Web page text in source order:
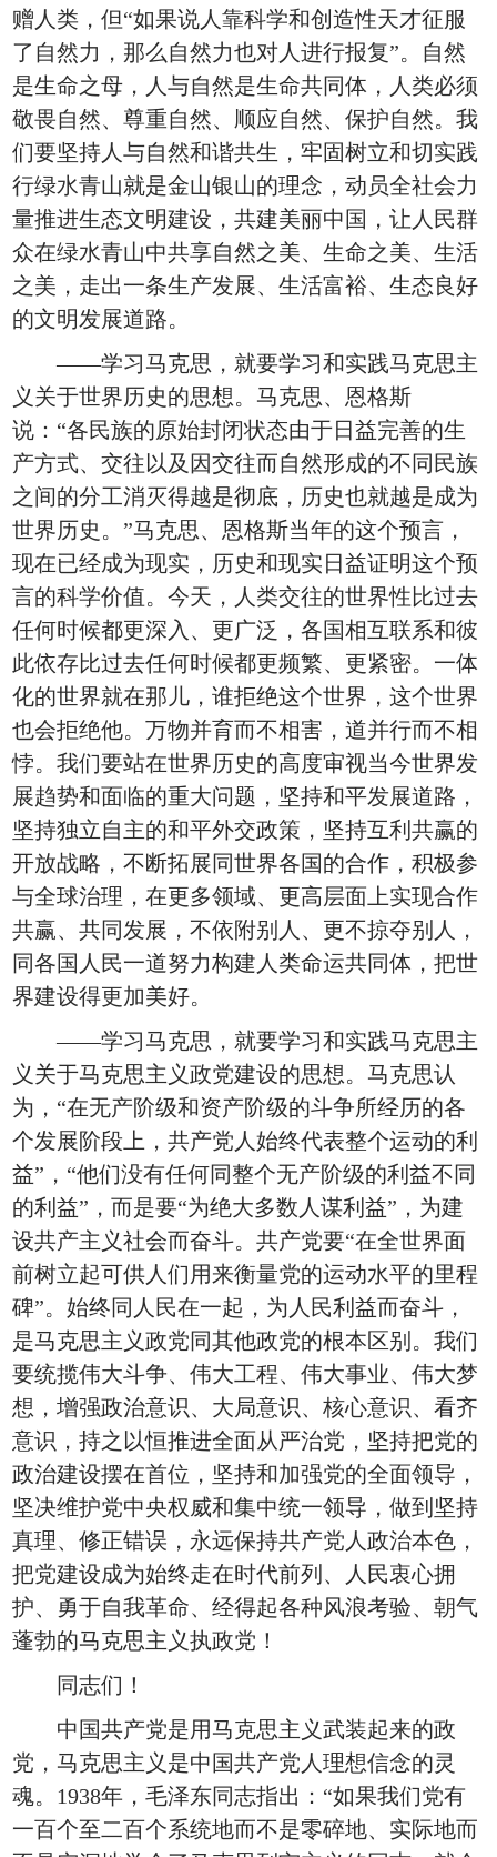
赠人类，但“如果说人靠科学和创造性天才征服
了自然力，那么自然力也对人进行报复”。自然
是生命之母，人与自然是生命共同体，人类必须
敬畏自然、尊重自然、顺应自然、保护自然。我
们要坚持人与自然和谐共生，牢固树立和切实践
行绿水青山就是金山银山的理念，动员全社会力
量推进生态文明建设，共建美丽中国，让人民群
众在绿水青山中共享自然之美、生命之美、生活
之美，走出一条生产发展、生活富裕、生态良好
的文明发展道路。
——学习马克思，就要学习和实践马克思主
义关于世界历史的思想。马克思、恩格斯
说：“各民族的原始封闭状态由于日益完善的生
产方式、交往以及因交往而自然形成的不同民族
之间的分工消灭得越是彻底，历史也就越是成为
世界历史。”马克思、恩格斯当年的这个预言，
现在已经成为现实，历史和现实日益证明这个预
言的科学价值。今天，人类交往的世界性比过去
任何时候都更深入、更广泛，各国相互联系和彼
此依存比过去任何时候都更频繁、更紧密。一体
化的世界就在那儿，谁拒绝这个世界，这个世界
也会拒绝他。万物并育而不相害，道并行而不相
悖。我们要站在世界历史的高度审视当今世界发
展趋势和面临的重大问题，坚持和平发展道路，
坚持独立自主的和平外交政策，坚持互利共赢的
开放战略，不断拓展同世界各国的合作，积极参
与全球治理，在更多领域、更高层面上实现合作
共赢、共同发展，不依附别人、更不掠夺别人，
同各国人民一道努力构建人类命运共同体，把世
界建设得更加美好。
——学习马克思，就要学习和实践马克思主
义关于马克思主义政党建设的思想。马克思认
为，“在无产阶级和资产阶级的斗争所经历的各
个发展阶段上，共产党人始终代表整个运动的利
益”，“他们没有任何同整个无产阶级的利益不同
的利益”，而是要“为绝大多数人谋利益”，为建
设共产主义社会而奋斗。共产党要“在全世界面
前树立起可供人们用来衡量党的运动水平的里程
碑”。始终同人民在一起，为人民利益而奋斗，
是马克思主义政党同其他政党的根本区别。我们
要统揽伟大斗争、伟大工程、伟大事业、伟大梦
想，增强政治意识、大局意识、核心意识、看齐
意识，持之以恒推进全面从严治党，坚持把党的
政治建设摆在首位，坚持和加强党的全面领导，
坚决维护党中央权威和集中统一领导，做到坚持
真理、修正错误，永远保持共产党人政治本色，
把党建设成为始终走在时代前列、人民衷心拥
护、勇于自我革命、经得起各种风浪考验、朝气
蓬勃的马克思主义执政党！
同志们！
中国共产党是用马克思主义武装起来的政
党，马克思主义是中国共产党人理想信念的灵
魂。1938年，毛泽东同志指出：“如果我们党有
一百个至二百个系统地而不是零碎地、实际地而